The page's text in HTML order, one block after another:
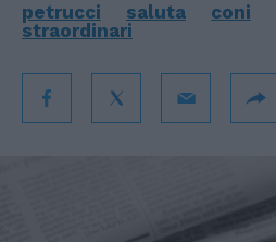
petrucci saluta coni
straordinari